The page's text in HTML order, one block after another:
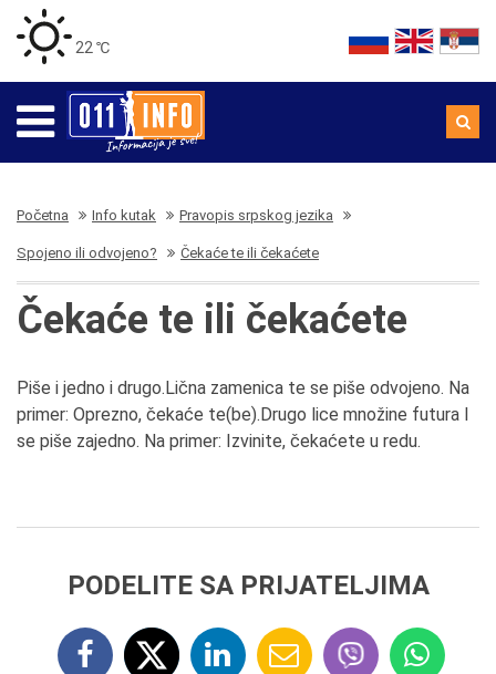
22 ℃
Početna Info kutak Pravopis srpskog jezika
Spojeno ili odvojeno? Čekaće te ili čekaćete
Čekaće te ili čekaćete
Piše i jedno i drugo.Lična zamenica te se piše odvojeno. Na
primer: Oprezno, čekaće te(be).Drugo lice množine futura I
se piše zajedno. Na primer: Izvinite, čekaćete u redu.
PODELITE SA PRIJATELJIMA